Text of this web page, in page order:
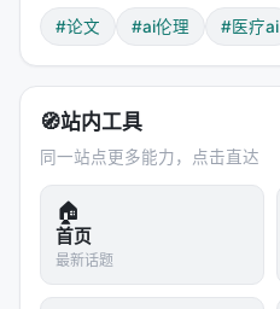
什么意思？用大白话说：当
总成"集体意见"时，数学告
平。
这个定理在政治学里被讨论
策的意义同样深刻。
一个好的医生面对那个急诊
答案。手册上不会有标准答
看重什么？有些人把自主
#论文 #ai伦理 #医疗ai
🧭站内工具
同一站点更多能力，点击直达
🏠
首页
最新话题